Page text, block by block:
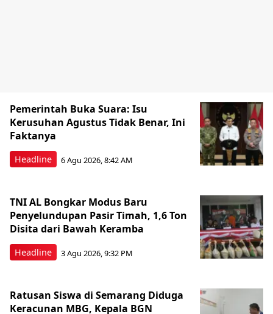
Headline
Pemerintah Buka Suara: Isu
Kerusuhan Agustus Tidak Benar, Ini
Faktanya
6 Agu 2026, 8:42 AM
Headline
TNI AL Bongkar Modus Baru
Penyelundupan Pasir Timah, 1,6 Ton
Disita dari Bawah Keramba
3 Agu 2026, 9:32 PM
Ratusan Siswa di Semarang Diduga
Keracunan MBG, Kepala BGN